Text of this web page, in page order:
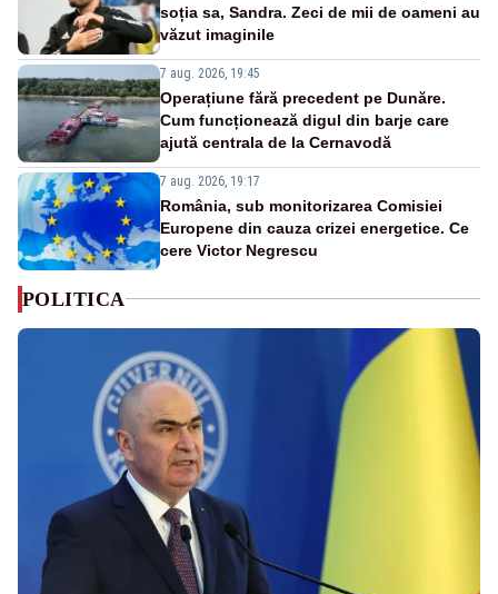
soția sa, Sandra. Zeci de mii de oameni au
văzut imaginile
7 aug. 2026, 19:45
Operațiune fără precedent pe Dunăre.
Cum funcționează digul din barje care
ajută centrala de la Cernavodă
7 aug. 2026, 19:17
România, sub monitorizarea Comisiei
Europene din cauza crizei energetice. Ce
cere Victor Negrescu
POLITICA